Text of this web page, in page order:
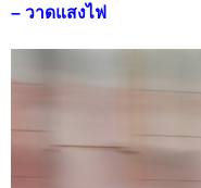
– วาดแสงไฟ